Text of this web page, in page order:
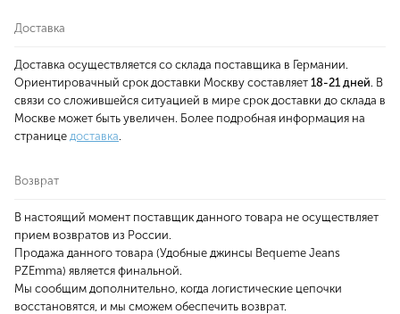
Доставка
Доставка осуществляется со склада поставщика в Германии.
Ориентировачный срок доставки Москву составляет 18-21 дней. В
связи со сложившейся ситуацией в мире срок доставки до склада в
Москве может быть увеличен. Более подробная информация на
странице доставка.
Возврат
В настоящий момент поставщик данного товара не осуществляет
прием возвратов из России.
Продажа данного товара (Удобные джинсы Bequeme Jeans
PZEmma) является финальной.
Мы сообщим дополнительно, когда логистические цепочки
восстановятся, и мы сможем обеспечить возврат.